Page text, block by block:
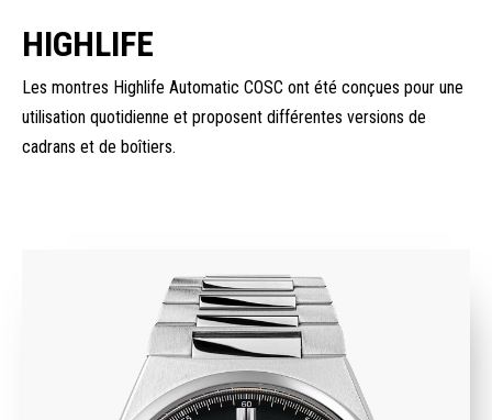
HIGHLIFE
Les montres Highlife Automatic COSC ont été conçues pour une
utilisation quotidienne et proposent différentes versions de
cadrans et de boîtiers.